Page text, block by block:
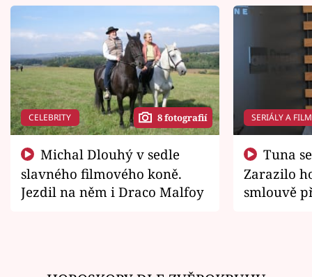
CELEBRITY 8 fotografií
slavného filmového koně.
Jezdil na něm i Draco Malfoy
SERIÁLY A
Zarazilo
smlouvě